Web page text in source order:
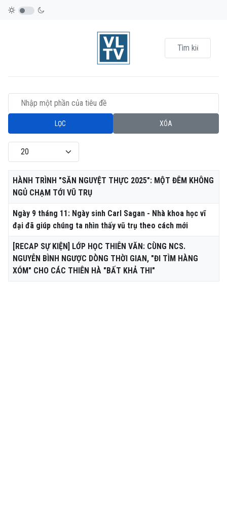
Nhập một phần của tiêu đề
LỌC XÓA
Hiển thị #
Tiêu đề
HÀNH TRÌNH "SĂN NGUYỆT THỰC 2025": MỘT ĐÊM KHÔNG
NGỦ CHẠM TỚI VŨ TRỤ
Ngày 9 tháng 11: Ngày sinh Carl Sagan - Nhà khoa học vĩ
đại đã giúp chúng ta nhìn thấy vũ trụ theo cách mới
[RECAP SỰ KIỆN] LỚP HỌC THIÊN VĂN: CÙNG NCS.
NGUYỄN BÌNH NGƯỢC DÒNG THỜI GIAN, "ĐI TÌM HÀNG
XÓM" CHO CÁC THIÊN HÀ "BẤT KHẢ THI"